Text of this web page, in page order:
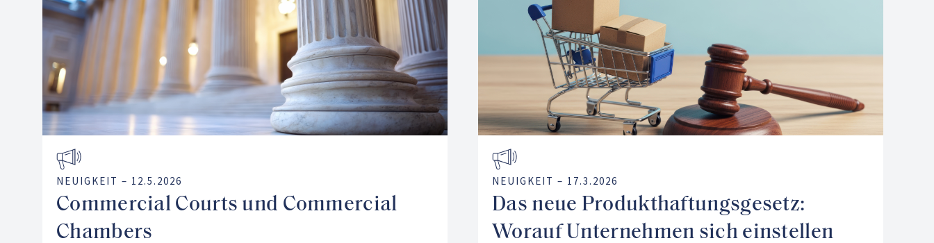
NEUIGKEIT – 12.5.2026
Commercial Courts und Commercial
Chambers
NEUIGKEIT – 17.3.2026
Das neue Produkthaftungsgesetz:
Worauf Unternehmen sich einstellen